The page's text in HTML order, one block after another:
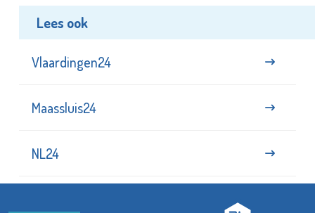
Lees ook
Vlaardingen24
Maassluis24
NL24